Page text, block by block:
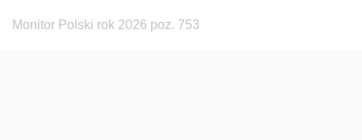
Monitor Polski rok 2026 poz. 753